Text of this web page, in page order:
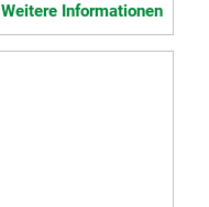
Weitere Informationen